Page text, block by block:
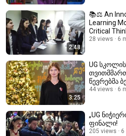
2:48
📚⚖️ An
Learning
Critical
28 views 6
3:25
UG
წევრებმა
ფონდს
44 views 6
„UG
ფინალი!
205 views 6